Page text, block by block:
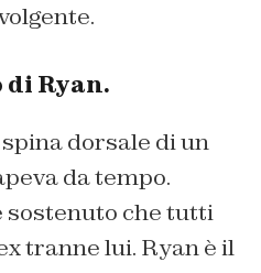
di Ryan.
spina dorsale di un
da tempo.
sostenuto che tutti
tranne lui. Ryan è il